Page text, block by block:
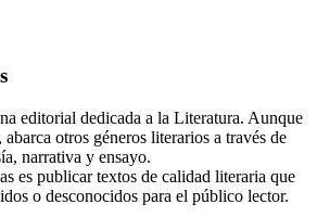
editorial dedicada a la Literatura. Aunque
abarca otros géneros literarios a través de
narrativa y ensayo.
es publicar textos de calidad literaria que
o desconocidos para el público lector.